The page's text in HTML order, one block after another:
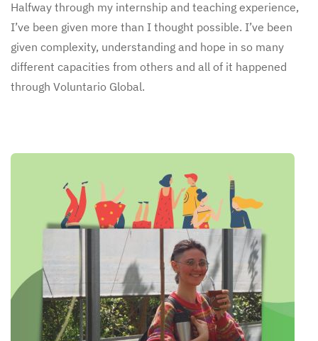
Halfway through my internship and teaching experience,
I’ve been given more than I thought possible. I’ve been
given complexity, understanding and hope in so many
different capacities from others and all of it happened
through Voluntario Global.